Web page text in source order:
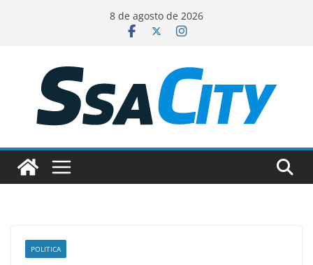
conteúdo
8 de agosto de 2026
POLITICA